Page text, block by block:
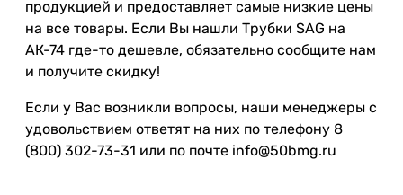
продукцией и предоставляет самые низкие цены
на все товары. Если Вы нашли Трубки SAG на
АК-74 где-то дешевле, обязательно сообщите нам
и получите скидку!
Если у Вас возникли вопросы, наши менеджеры с
удовольствием ответят на них по телефону 8
(800) 302-73-31 или по почте info@50bmg.ru